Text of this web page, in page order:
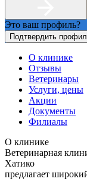
Это ваш профиль?
Подтвердить
О клинике
Отзывы
Ветеринары
Услуги, цены
Акции
Документы
Филиалы
О клинике
Ветеринарная
Хатико
предлагает